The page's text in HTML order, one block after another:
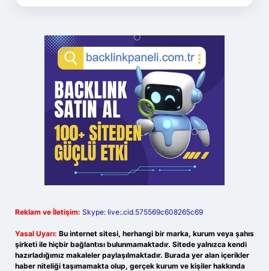
Reklam ve İletişim: Skype: live:.cid.575569c608265c69
Yasal Uyarı: Bu internet sitesi, herhangi bir marka, kurum veya şahıs
şirketi ile hiçbir bağlantısı bulunmamaktadır. Sitede yalnızca kendi
hazırladığımız makaleler paylaşılmaktadır. Burada yer alan içerikler
haber niteliği taşımamakta olup, gerçek kurum ve kişiler hakkında